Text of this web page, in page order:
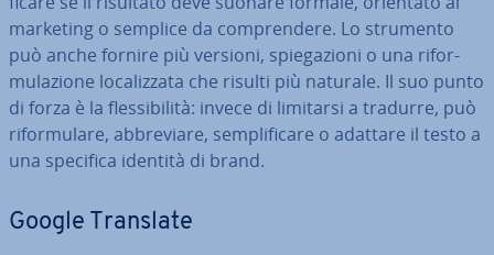
marketing o semplice da com­pren­de­re. Lo strumento
può anche fornire più versioni, spie­ga­zio­ni o una ri­for­
mu­la­zio­ne lo­ca­liz­za­ta che risulti più naturale. Il suo punto
di forza è la fles­si­bi­li­tà: invece di limitarsi a tradurre, può
ri­for­mu­la­re, ab­bre­via­re, sem­pli­fi­ca­re o adattare il testo a
una specifica identità di brand.
Google Translate